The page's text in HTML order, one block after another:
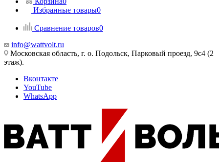
Избранные товары0
Сравнение товаров0
info@wattvolt.ru
Московская область, г. о. Подольск, Парковый проезд, 9с4 (2
этаж).
Вконтакте
YouTube
WhatsApp